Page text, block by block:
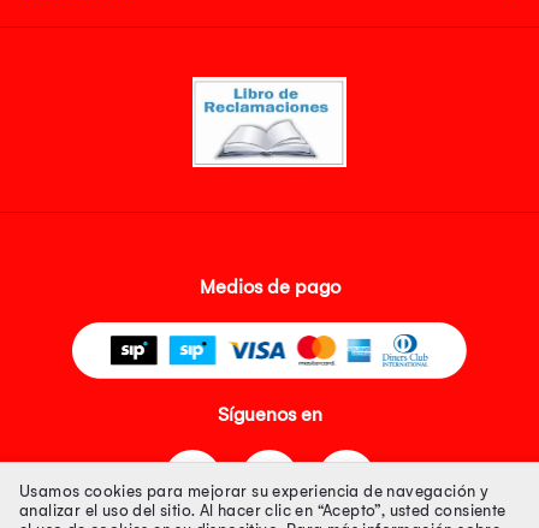
Medios de pago
Síguenos en
Usamos cookies para mejorar su experiencia de navegación y
analizar el uso del sitio. Al hacer clic en “Acepto”, usted consiente